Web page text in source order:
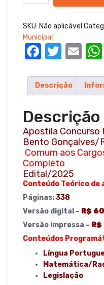
Prefeitura
Bento
Gonçalves-
RS
–
Comum
Cargos
de
Nível
Fundamental
Completo
quantidade
SKU: Não aplicável
Municipal
F
c
e
b
o
o
k
T
it
te
r
E
ail
Descrição
Descrição
Apostila Concurso
Bento Gonçalves/
Comum aos
Completo
Edital/2025
Conteúdo Teórico de
Páginas:338
Versão digital – R$
Versão impressa –
Conteúdos
Língua
Matemática/
Legislação